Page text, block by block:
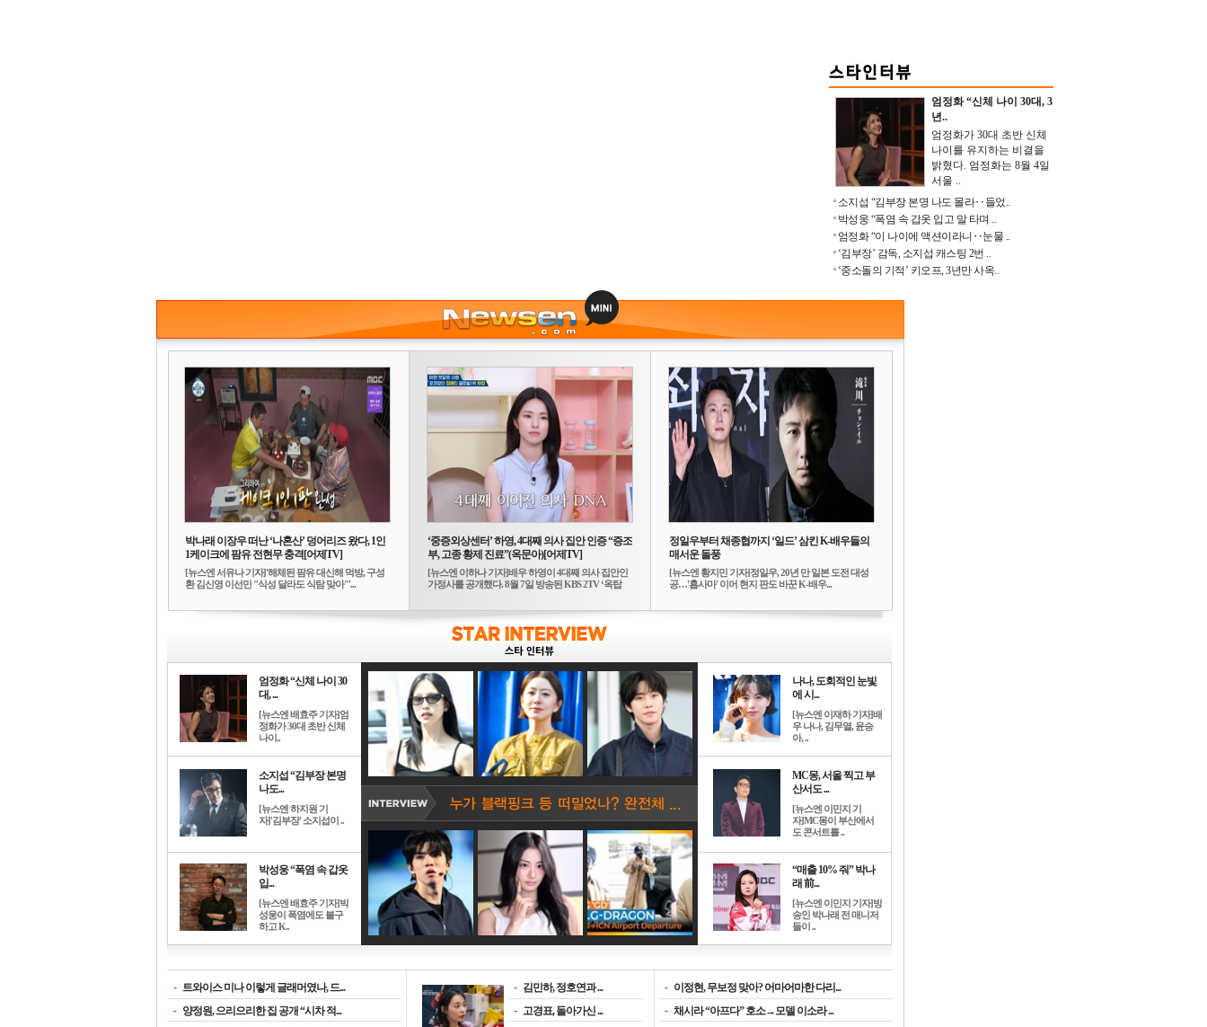
엄정화 “신체 나이 30대, 3
년..
엄정화가 30대 초반 신체
나이를 유지하는 비결을
밝혔다. 엄정화는 8월 4일
서울 ..
소지섭 “김부장 본명 나도 몰라‥들었..
박성웅 “폭염 속 갑옷 입고 말 타며 ..
엄정화 “이 나이에 액션이라니‥눈물 ..
‘김부장’ 감독, 소지섭 캐스팅 2번 ..
‘중소돌의 기적’ 키오프, 3년만 사옥..
박나래 이장우 떠난 ‘나혼산’ 덩어리즈 왔다, 1인
1케이크에 팜유 전현무 충격[어제TV]
[뉴스엔 서유나 기자]'해체된 팜유 대신해 먹방, 구성
환 김신영 이선민 "식성 달라도 식탐 맞아"'...
‘중증외상센터’ 하영, 4대째 의사 집안 인증 “증조
부, 고종 황제 진료”(옥문아)[어제TV]
[뉴스엔 이하나 기자]배우 하영이 4대째 의사 집안인
가정사를 공개했다. 8월 7일 방송된 KBS 2TV ‘옥탑
정일우부터 채종협까지 ‘일드’ 삼킨 K-배우들의
매서운 돌풍
[뉴스엔 황지민 기자]정일우, 20년 만 일본 도전 대성
공…'횹사마' 이어 현지 판도 바꾼 K-배우...
엄정화 “신체 나이 30
대, ...
[뉴스엔 배효주 기자]엄
정화가 30대 초반 신체
나이..
소지섭 “김부장 본명
나도...
[뉴스엔 하지원 기
자]'김부장' 소지섭이 ..
박성웅 “폭염 속 갑옷
입...
[뉴스엔 배효주 기자]박
성웅이 폭염에도 불구
하고 K..
나나, 도회적인 눈빛
에 시...
[뉴스엔 이재하 기자]배
우 나나, 김무열, 윤승
아, ..
MC몽, 서울 찍고 부
산서도 ...
[뉴스엔 이민지 기
자]MC몽이 부산에서
도 콘서트를 ..
“매출 10% 줘” 박나
래 前...
[뉴스엔 이민지 기자]방
송인 박나래 전 매니저
들이 ..
- 트와이스 미나 이렇게 글래머였나, 드...
- 양정원, 으리으리한 집 공개 “시차 적...
- 김민하, 정호연과 ...
- 고경표, 돌아가신 ...
- 이정현, 무보정 맞아? 어마어마한 다리...
- 채시라 “아프다” 호소→모델 이소라 ...